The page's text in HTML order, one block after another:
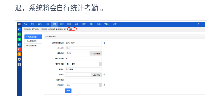
退，系统将会自行统计考勤 。